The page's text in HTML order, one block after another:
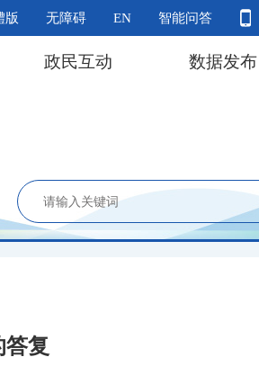
版 无障碍 EN 智能问答
政民互动 数据发布
答复